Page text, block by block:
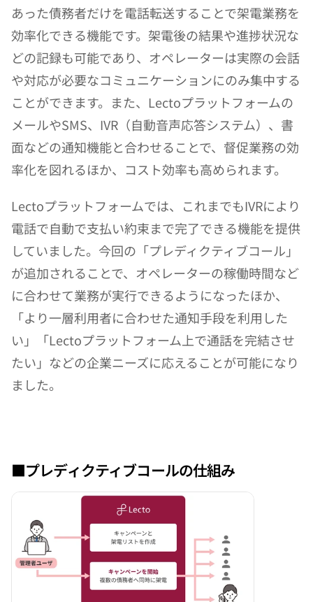
あった債務者だけを電話転送することで架電業務を
効率化できる機能です。架電後の結果や進捗状況な
どの記録も可能であり、オペレーターは実際の会話
や対応が必要なコミュニケーションにのみ集中する
ことができます。また、Lectoプラットフォームの
メールやSMS、IVR（自動音声応答システム）、書
面などの通知機能と合わせることで、督促業務の効
率化を図れるほか、コスト効率も高められます。
Lectoプラットフォームでは、これまでもIVRにより
電話で自動で支払い約束まで完了できる機能を提供
していました。今回の「プレディクティブコール」
が追加されることで、オペレーターの稼働時間など
に合わせて業務が実行できるようになったほか、
「より一層利用者に合わせた通知手段を利用した
い」「Lectoプラットフォーム上で通話を完結させ
たい」などの企業ニーズに応えることが可能になり
ました。
■プレディクティブコールの仕組み